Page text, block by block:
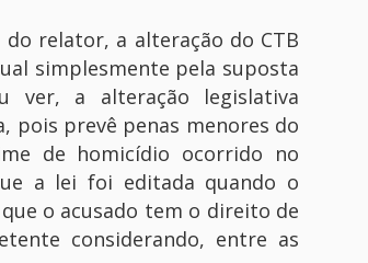
relator, a alteração do CTB
simplesmente pela suposta
ver, a alteração legislativa
pois prevê penas menores do
de homicídio ocorrido no
a lei foi editada quando o
o acusado tem o direito de
considerando, entre as